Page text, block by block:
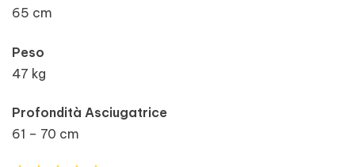
65 cm
Peso
47 kg
Profondità Asciugatrice
61 – 70 cm